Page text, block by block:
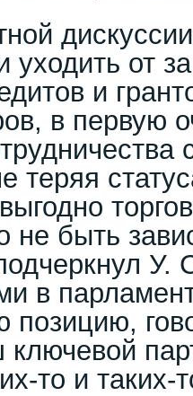
уходить от
и
в первую
теряя
не быть
в
позицию,
ключевой
то и